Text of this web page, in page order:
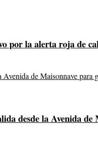
por la alerta roja de
desde la Avenida